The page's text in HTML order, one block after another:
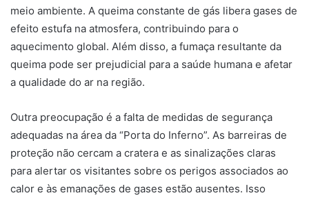
meio ambiente. A queima constante de gás libera gases de
efeito estufa na atmosfera, contribuindo para o
aquecimento global. Além disso, a fumaça resultante da
queima pode ser prejudicial para a saúde humana e afetar
a qualidade do ar na região.
Outra preocupação é a falta de medidas de segurança
adequadas na área da “Porta do Inferno”. As barreiras de
proteção não cercam a cratera e as sinalizações claras
para alertar os visitantes sobre os perigos associados ao
calor e às emanações de gases estão ausentes. Isso